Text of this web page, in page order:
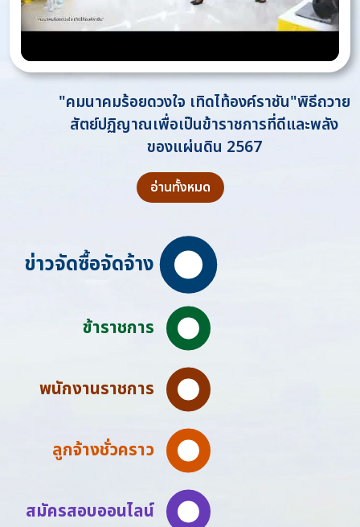
"คมนาคมร้อยดวงใจ เทิดไท้องค์ราชัน"พิธีถวาย
สัตย์ปฏิญาณเพื่อเป็นข้าราชการที่ดีและพลัง
ของแผ่นดิน 2567
อ่านทั้งหมด
ข่าวจัดซื้อจัดจ้าง
ข้าราชการ
พนักงานราชการ
ลูกจ้างชั่วคราว
สมัครสอบออนไลน์